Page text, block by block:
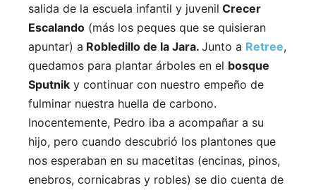
salida de la escuela infantil y juvenil Crecer
Escalando (más los peques que se quisieran
apuntar) a Robledillo de la Jara. Junto a Retree,
quedamos para plantar árboles en el bosque
Sputnik y continuar con nuestro empeño de
fulminar nuestra huella de carbono.
Inocentemente, Pedro iba a acompañar a su
hijo, pero cuando descubrió los plantones que
nos esperaban en su macetitas (encinas, pinos,
enebros, cornicabras y robles) se dio cuenta de